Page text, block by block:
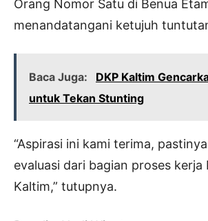
Orang Nomor Satu di Benua
menandatangani ketujuh
Baca Juga:
DKP Kaltim
untuk Tekan Stunting
“Aspirasi ini kami terima,
evaluasi dari bagian proses kerja
Kaltim,” tutupnya.